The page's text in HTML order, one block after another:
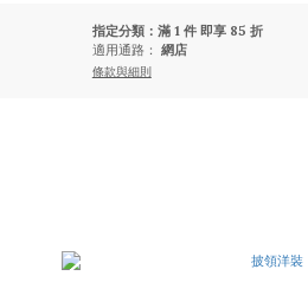
指定分類：滿 1 件 即享 85 折
適用通路： 網店
條款與細則